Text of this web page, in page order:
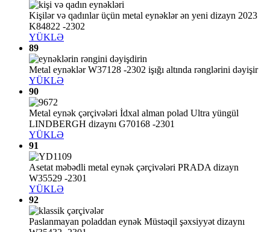
Kişilər və qadınlar üçün metal eynəklər ən yeni dizayn 2023
K84822 -2302
YÜKLƏ
89
Metal eynəklər W37128 -2302 işığı altında rənglərini dəyişir
YÜKLƏ
90
Metal eynək çərçivələri İdxal alman polad Ultra yüngül
LINDBERGH dizaynı G70168 -2301
YÜKLƏ
91
Asetat məbədli metal eynək çərçivələri PRADA dizayn
W35529 -2301
YÜKLƏ
92
Paslanmayan poladdan eynək Müstəqil şəxsiyyət dizaynı